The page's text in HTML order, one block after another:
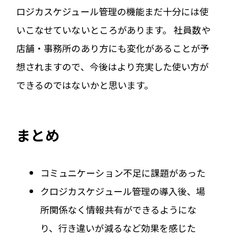
ロジカスケジュール管理の機能まだ十分には使
いこなせていないところがあります。 社員数や
店舗・事務所のあり方にも変化があることが予
想されますので、今後はより充実した使い方が
できるのではないかと思います。
まとめ
コミュニケーション不足に課題があった
クロジカスケジュール管理の導入後、場
所関係なく情報共有ができるようにな
り、行き違いが減るなど効果を感じた